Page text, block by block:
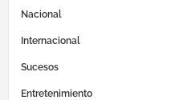
Nacional
Internacional
Sucesos
Entretenimiento